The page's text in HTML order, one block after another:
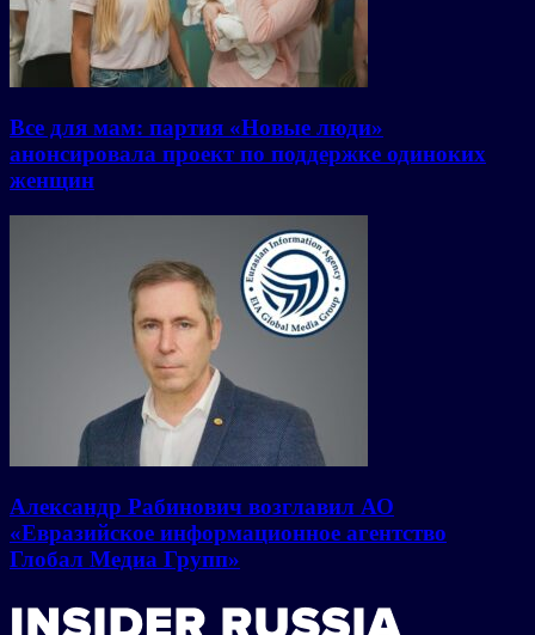
Все для мам: партия «Новые люди»
анонсировала проект по поддержке одиноких
женщин
Александр Рабинович возглавил АО
«Евразийское информационное агентство
Глобал Медиа Групп»